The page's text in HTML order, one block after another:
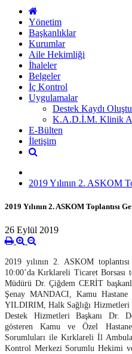
Yönetim
Başkanlıklar
Kurumlar
Aile Hekimliği
İhaleler
Belgeler
İç Kontrol
Uygulamalar
Destek Kaydı
K.A.D.İ.M. Klinik
E-Bülten
İletişim
2019 Yılının 2. ASKOM
2019 Yılının 2. ASKOM Toplantısı
26 Eylül 2019
2019 yılının 2. ASKOM
10:00’da Kırklareli Ticaret Borsası
Müdürü Dr. Çiğdem CERİT
Şenay MANDACI, Kamu
YILDIRIM, Halk Sağlığı Hizmetleri
Destek Hizmetleri Başkanı Dr.
gösteren Kamu ve Özel
Sorumluları ile Kırklareli İl
Kontrol Merkezi Sorumlu Hekimi